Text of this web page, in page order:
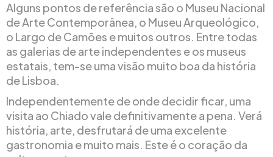
Alguns pontos de referência são o Museu Nacional
de Arte Contemporânea, o Museu Arqueológico,
o Largo de Camões e muitos outros. Entre todas
as galerias de arte independentes e os museus
estatais, tem-se uma visão muito boa da história
de Lisboa.
Independentemente de onde decidir ficar, uma
visita ao Chiado vale definitivamente a pena. Verá
história, arte, desfrutará de uma excelente
gastronomia e muito mais. Este é o coração da